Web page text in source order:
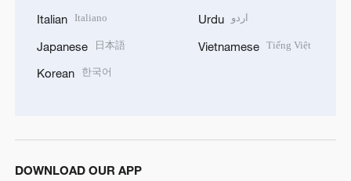
Italian Italiano
Japanese 日本語
Korean 한국어
Urdu اردو
Vietnamese Tiếng Việt
DOWNLOAD OUR APP